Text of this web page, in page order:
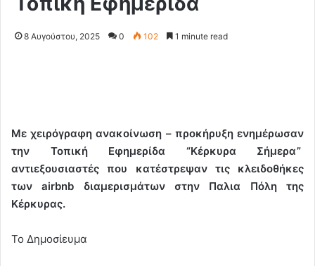
8 Αυγούστου, 2025 0 102 1 minute read
Με χειρόγραφη ανακοίνωση – προκήρυξη ενημέρωσαν
την Τοπική Εφημερίδα “Κέρκυρα Σήμερα”
αντιεξουσιαστές που κατέστρεψαν τις κλειδοθήκες
των airbnb διαμερισμάτων στην Παλια Πόλη της
Κέρκυρας.
Το Δημοσίευμα